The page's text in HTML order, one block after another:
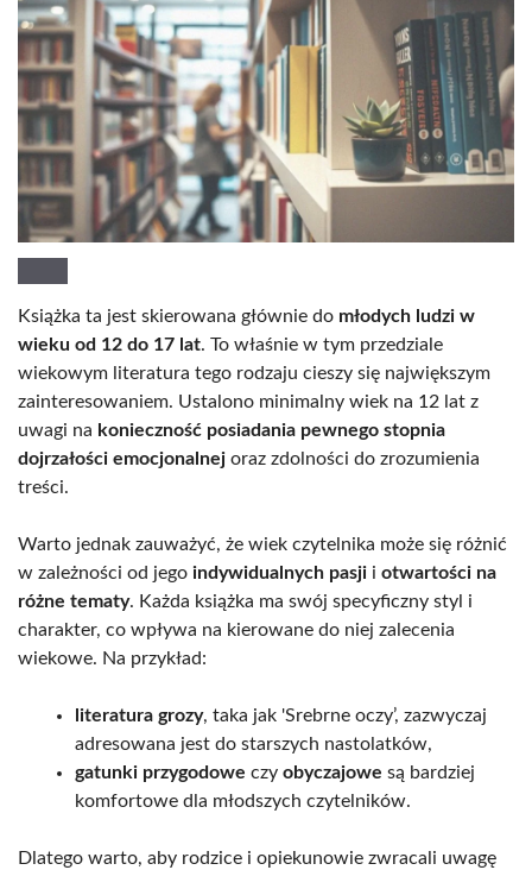
Książka ta jest skierowana głównie do młodych ludzi w
wieku od 12 do 17 lat. To właśnie w tym przedziale
wiekowym literatura tego rodzaju cieszy się największym
zainteresowaniem. Ustalono minimalny wiek na 12 lat z
uwagi na konieczność posiadania pewnego stopnia
dojrzałości emocjonalnej oraz zdolności do zrozumienia
treści.
Warto jednak zauważyć, że wiek czytelnika może się różnić
w zależności od jego indywidualnych pasji i otwartości na
różne tematy. Każda książka ma swój specyficzny styl i
charakter, co wpływa na kierowane do niej zalecenia
wiekowe. Na przykład:
literatura grozy, taka jak 'Srebrne oczy’, zazwyczaj
adresowana jest do starszych nastolatków,
gatunki przygodowe czy obyczajowe są bardziej
komfortowe dla młodszych czytelników.
Dlatego warto, aby rodzice i opiekunowie zwracali uwagę